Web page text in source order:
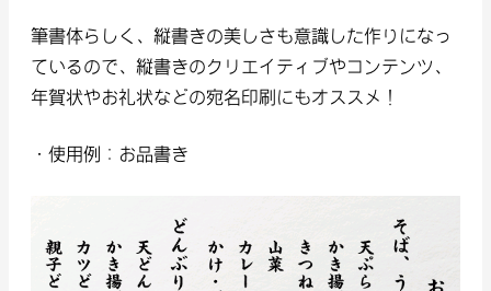
筆書体らしく、縦書きの美しさも意識した作りになっ
ているので、縦書きのクリエイティブやコンテンツ、
年賀状やお礼状などの宛名印刷にもオススメ！
・使用例：お品書き